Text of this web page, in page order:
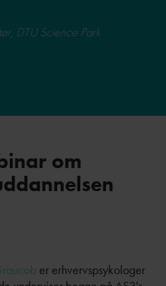
DTU Science Park
om
er erhvervspsykologer